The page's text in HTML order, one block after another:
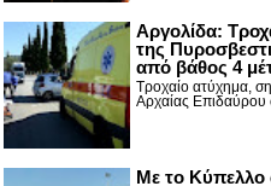
Αργολίδα:
της
από βάθος 4
Τροχαίο ατύχημα,
Αρχαίας Επιδαύρου
Με το Κύπελλο